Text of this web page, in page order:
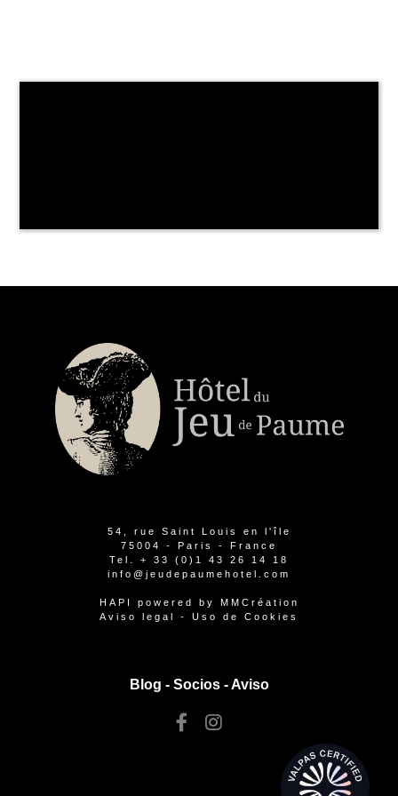
54, rue Saint Louis en l'île
75004 - Paris - France
Tel. + 33 (0)1 43 26 14 18
info@jeudepaumehotel.com
HAPI powered by
MMCréation
Aviso legal
- Uso de Cookies
Blog - Socios-Aviso